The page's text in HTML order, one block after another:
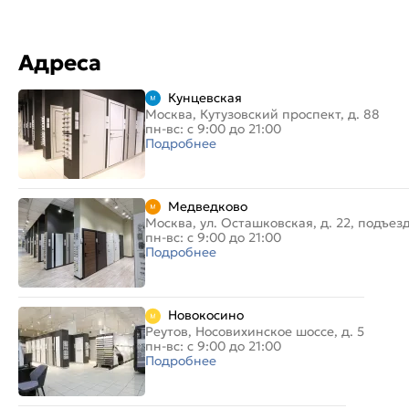
Адреса
Кунцевская
Москва, Кутузовский проспект, д. 88
пн-вс: с 9:00 до 21:00
Подробнее
Медведково
Москва, ул. Осташковская, д. 22,
пн-вс: с 9:00 до 21:00
Подробнее
Новокосино
Реутов, Носовихинское шоссе, д. 5
пн-вс: с 9:00 до 21:00
Подробнее